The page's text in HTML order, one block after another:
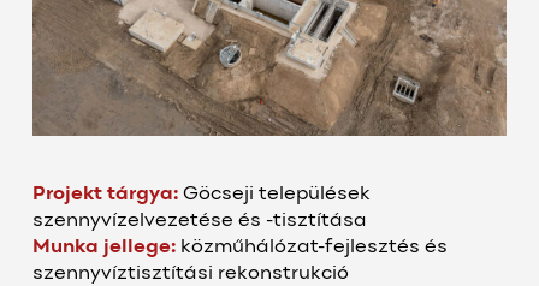
Projekt tárgya:Göcseji települések
szennyvízelvezetése és -tisztítása
Munka jellege: közműhálózat-fejlesztés és
szennyvíztisztítási rekonstrukció